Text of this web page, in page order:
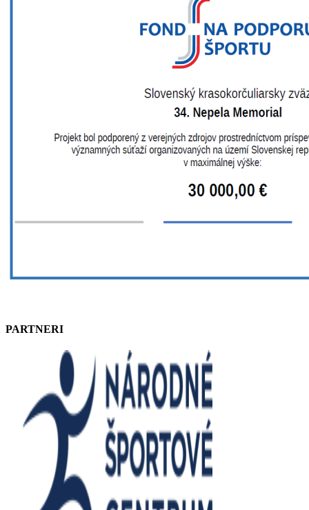
PARTNERI